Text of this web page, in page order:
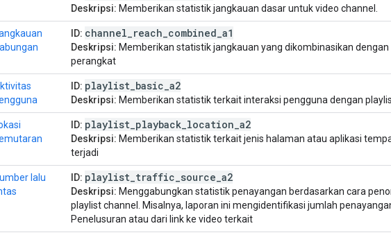
Deskripsi: Memberikan statistik jangkauan dasar untuk video channel.
ID: channel reach combined a1
Deskripsi: Memberikan statistik jangkauan yang dikombinasikan
perangkat
ID: playlist basic a2
Deskripsi: Memberikan statistik terkait interaksi pengguna dengan
ID: playlist playback location a2
Deskripsi: Memberikan statistik terkait jenis halaman atau aplikasi
terjadi
lalu
ID: playlist traffic source a2
Deskripsi: Menggabungkan statistik penayangan berdasarkan cara
playlist channel. Misalnya, laporan ini mengidentifikasi jumlah
Penelusuran atau dari link ke video terkait